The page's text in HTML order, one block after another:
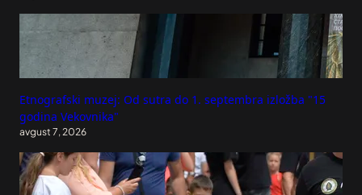
Etnografski muzej: Od sutra do 1. septembra izložba "15
godina Vekovnika"
avgust 7, 2026